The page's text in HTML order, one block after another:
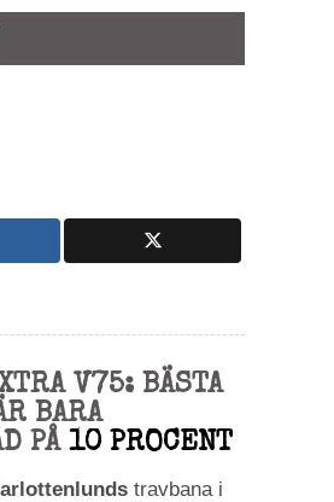
V75: BÄSTA
BARA
PÅ 10 PROCENT
travbana i